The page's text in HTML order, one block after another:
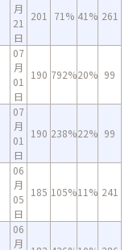
月
21
日
201 71% 41% 261
07
月
01
日
190 792%20% 99
07
月
01
日
190 238%22% 99
06
月
05
日
185 105%11% 241
06
月